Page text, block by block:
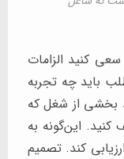
کنید الزامات
باید چه تجربه
بخشی از شغل که
کنید. این‌گونه به
کند. تصمیم